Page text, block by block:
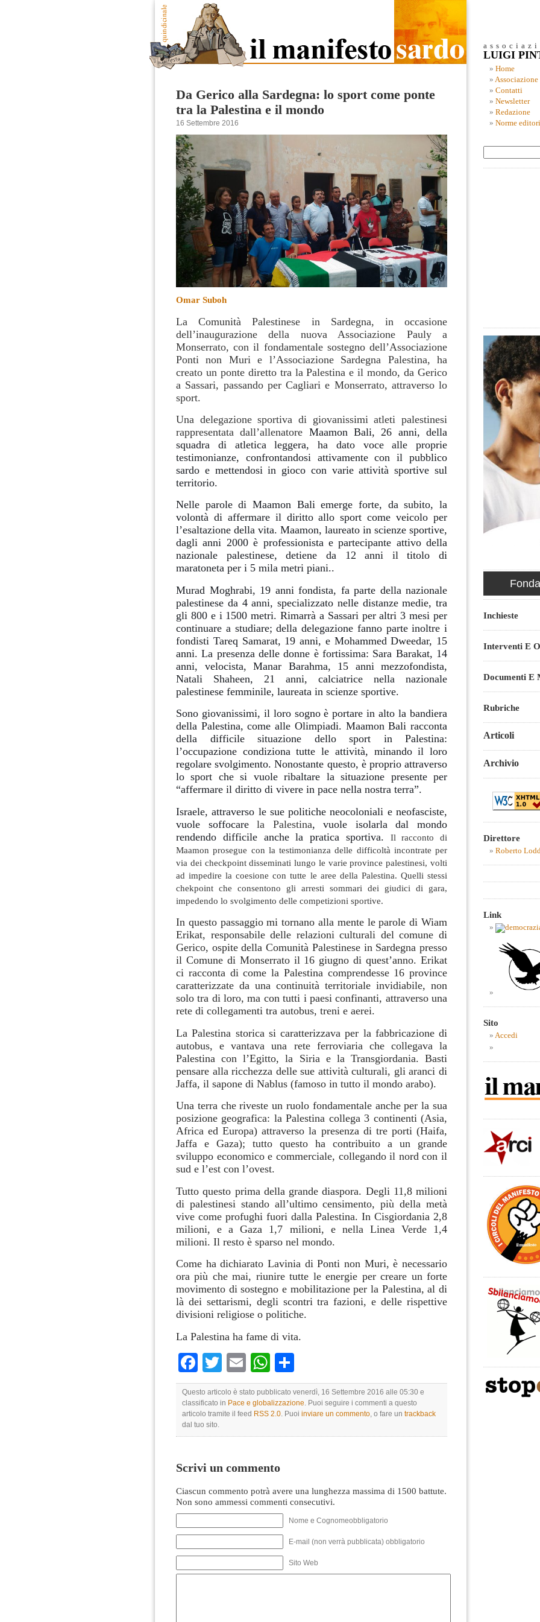
Da Gerico alla Sardegna: lo sport come ponte
tra la Palestina e il mondo
16 Settembre 2016
Omar Suboh
La Comunità Palestinese in Sardegna, in occasione
dell’inaugurazione della nuova Associazione Pauly a
Monserrato, con il fondamentale sostegno dell’Associazione
Ponti non Muri e l’Associazione Sardegna Palestina, ha
creato un ponte diretto tra la Palestina e il mondo, da Gerico
a Sassari, passando per Cagliari e Monserrato, attraverso lo
sport.
Una delegazione sportiva di giovanissimi atleti palestinesi
rappresentata dall’allenatore Maamon Bali, 26 anni, della
squadra di atletica leggera, ha dato voce alle proprie
testimonianze, confrontandosi attivamente con il pubblico
sardo e mettendosi in gioco con varie attività sportive sul
territorio.
Nelle parole di Maamon Bali emerge forte, da subito, la
volontà di affermare il diritto allo sport come veicolo per
l’esaltazione della vita. Maamon, laureato in scienze sportive,
dagli anni 2000 è professionista e partecipante attivo della
nazionale palestinese, detiene da 12 anni il titolo di
maratoneta per i 5 mila metri piani..
Murad Moghrabi, 19 anni fondista, fa parte della nazionale
palestinese da 4 anni, specializzato nelle distanze medie, tra
gli 800 e i 1500 metri. Rimarrà a Sassari per altri 3 mesi per
continuare a studiare; della delegazione fanno parte inoltre i
fondisti Tareq Samarat, 19 anni, e Mohammed Dweedar, 15
anni.La presenza delle donne è fortissima: Sara Barakat, 14
anni, velocista, Manar Barahma, 15 anni mezzofondista,
Natali Shaheen, 21 anni, calciatrice nella nazionale
palestinese femminile, laureata in scienze sportive.
Sono giovanissimi, il loro sogno è portare in alto la bandiera
della Palestina, come alle Olimpiadi. Maamon Bali racconta
della difficile situazione dello sport in Palestina:
l’occupazione condiziona tutte le attività, minando il loro
regolare svolgimento. Nonostante questo, è proprio attraverso
lo sport che si vuole ribaltare la situazione presente per
“affermare il diritto di vivere in pace nella nostra terra”.
Israele, attraverso le sue politiche neocoloniali e neofasciste,
vuole soffocarela Palestina, vuole isolarla dal mondo
rendendo difficile anche la pratica sportiva.
Il racconto di
Maamon prosegue con la testimonianza delle difficoltà incontrate per
via dei checkpoint disseminati lungo le varie province palestinesi, volti
ad impedire la coesione con tutte le aree della Palestina. Quelli stessi
chekpoint che consentono gli arresti sommari dei giudici di gara,
impedendo lo svolgimento delle competizioni sportive.
In questo passaggio mi tornano alla mente le parole di Wiam
Erikat, responsabile delle relazioni culturali del comune di
Gerico, ospite della Comunità Palestinese in Sardegna presso
il Comune di Monserrato il 16 giugno di quest’anno. Erikat
ci racconta di come la Palestina comprendesse 16 province
caratterizzate da una continuità territoriale invidiabile, non
solo tra di loro, ma con tutti i paesi confinanti, attraverso una
rete di collegamenti tra autobus, treni e aerei.
La Palestina storica si caratterizzava per la fabbricazione di
autobus, e vantava una rete ferroviaria che collegava la
Palestina con l’Egitto, la Siria e la Transgiordania. Basti
pensare alla ricchezza delle sue attività culturali, gli aranci di
Jaffa, il sapone di Nablus (famoso in tutto il mondo arabo).
Una terra che riveste un ruolo fondamentale anche per la sua
posizione geografica: la Palestina collega 3 continenti (Asia,
Africa ed Europa) attraverso la presenza di tre porti (Haifa,
Jaffa e Gaza); tutto questo ha contribuito a un grande
sviluppo economico e commerciale, collegando il nord con il
sud e l’est con l’ovest.
Tutto questo prima della grande diaspora. Degli 11,8 milioni
di palestinesi stando all’ultimo censimento, più della metà
vive come profughi fuori dalla Palestina. In Cisgiordania 2,8
milioni, e a Gaza 1,7 milioni, e nella Linea Verde 1,4
milioni. Il resto è sparso nel mondo.
Come ha dichiarato Lavinia di Ponti non Muri, è necessario
ora più che mai, riunire tutte le energie per creare un forte
movimento di sostegno e mobilitazione per la Palestina, al di
là dei settarismi, degli scontri tra fazioni, e delle rispettive
divisioni religiose o politiche.
La Palestina ha fame di vita.
Facebook
Twitter
EmailWhatsApp
Questo articolo è stato pubblicato venerdì, 16 Settembre 2016 alle 05:30 e
classificato in Pace e globalizzazione . Puoi seguire i commenti a questo
articolo tramite il feed RSS 2.0 . Puoi inviare un commento , o fare un trackback
dal tuo sito.
Scrivi un commento
Ciascun commento potrà avere una lunghezza massima di 1500 battute.
Non sono ammessi commenti consecutivi.
Nome e Cognomeobbligatorio
E-mail (non verrà pubblicata) obbligatorio
Sito Web
LUIGI
Home
Associazione
Contatti
Newsletter
Redazione
Norme
Inchieste
Interventi E
Documenti E
Rubriche
Articoli
Archivio
Direttore
Roberto
Link
Sito
Accedi